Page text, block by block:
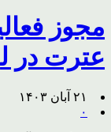
عترت در
۲۱ آبان ۱۴۰۳
۰